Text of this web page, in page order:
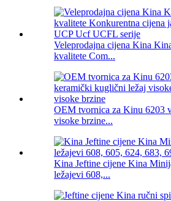
Veleprodajna cijena Kina
kvalitete Com...
OEM tvornica za Kinu 6203
visoke brzine...
Kina Jeftine cijene Kina
ležajevi 608,...